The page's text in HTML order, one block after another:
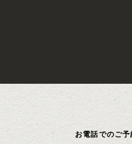
お電話でのご